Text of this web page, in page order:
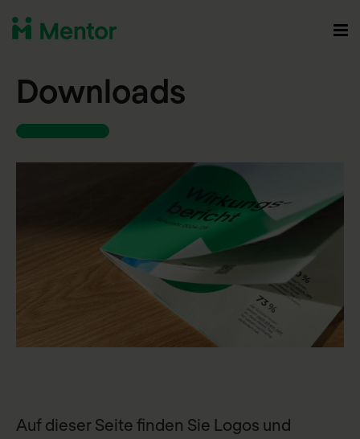
Downloads
Auf dieser Seite finden Sie Logos und